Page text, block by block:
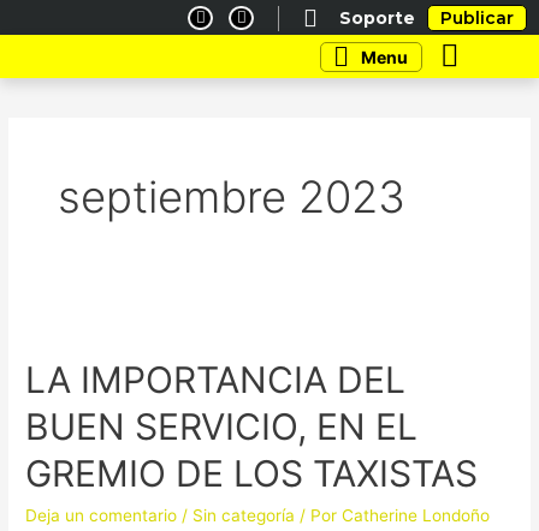
al
F
a
b
I
n
a
Soporte Publicar
Main
Menu
Menu
septiembre 2023
LA IMPORTANCIA DEL
BUEN SERVICIO, EN EL
GREMIO DE LOS TAXISTAS
Deja un comentario / Sin categoría / PorCatherine Londoño
DEL
BUEN
SERVICIO,
EN
EL
GREMIO
DE